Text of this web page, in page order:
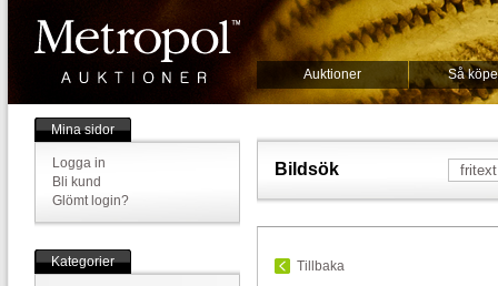
Auktioner Så
Mina sidor
Logga in
Bli kund
Glömt login?
Kategorier
Bildsök
Tillbaka